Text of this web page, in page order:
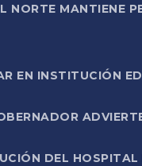
NORTE MANTIENE
EN INSTITUCIÓN
DEL HOSPITAL